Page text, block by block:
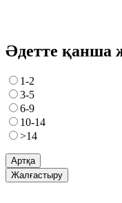
Әдетте қанша
1-2
3-5
6-9
10-14
>14
Артқа
Жалғастыру